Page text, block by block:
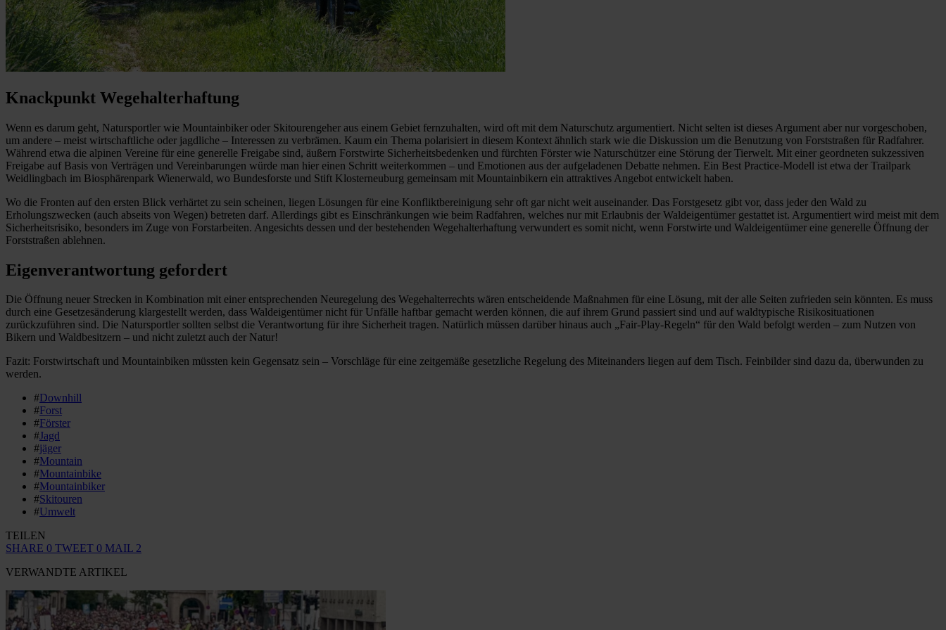
Knackpunkt Wegehalterhaftung
Wenn es darum geht, Natursportler wie Mountainbiker oder Skitourengeher aus einem Gebiet fernzuhalten, wird oft mit dem Naturschutz argumentiert. Nicht selten ist dieses Argument aber nur vorgeschoben,
um andere – meist wirtschaftliche oder jagdliche – Interessen zu verbrämen. Kaum ein Thema polarisiert in diesem Kontext ähnlich stark wie die Diskussion um die Benutzung von Forststraßen für Radfahrer.
Während etwa die alpinen Vereine für eine generelle Freigabe sind, äußern Forstwirte Sicherheitsbedenken und fürchten Förster wie Naturschützer eine Störung der Tierwelt. Mit einer geordneten sukzessiven
Freigabe auf Basis von Verträgen und Vereinbarungen würde man hier einen Schritt weiterkommen – und Emotionen aus der aufgeladenen Debatte nehmen. Ein Best Practice-Modell ist etwa der Trailpark
Weidlingbach im Biosphärenpark Wienerwald, wo Bundesforste und Stift Klosterneuburg gemeinsam mit Mountainbikern ein attraktives Angebot entwickelt haben.
Wo die Fronten auf den ersten Blick verhärtet zu sein scheinen, liegen Lösungen für eine Konfliktbereinigung sehr oft gar nicht weit auseinander. Das Forstgesetz gibt vor, dass jeder den Wald zu
Erholungszwecken (auch abseits von Wegen) betreten darf. Allerdings gibt es Einschränkungen wie beim Radfahren, welches nur mit Erlaubnis der Waldeigentümer gestattet ist. Argumentiert wird meist mit dem
Sicherheitsrisiko, besonders im Zuge von Forstarbeiten. Angesichts dessen und der bestehenden Wegehalterhaftung verwundert es somit nicht, wenn Forstwirte und Waldeigentümer eine generelle Öffnung der
Forststraßen ablehnen.
Eigenverantwortung gefordert
Die Öffnung neuer Strecken in Kombination mit einer entsprechenden Neuregelung des Wegehalterrechts wären entscheidende Maßnahmen für eine Lösung, mit der alle Seiten zufrieden sein könnten. Es muss
durch eine Gesetzesänderung klargestellt werden, dass Waldeigentümer nicht für Unfälle haftbar gemacht werden können, die auf ihrem Grund passiert sind und auf waldtypische Risikosituationen
zurückzuführen sind. Die Natursportler sollten selbst die Verantwortung für ihre Sicherheit tragen. Natürlich müssen darüber hinaus auch „Fair-Play-Regeln“ für den Wald befolgt werden – zum Nutzen von
Bikern und Waldbesitzern – und nicht zuletzt auch der Natur!
Fazit: Forstwirtschaft und Mountainbiken müssten kein Gegensatz sein – Vorschläge für eine zeitgemäße gesetzliche Regelung des Miteinanders liegen auf dem Tisch. Feinbilder sind dazu da, überwunden zu
werden.
#Downhill
#Forst
#Förster
#Jagd
#jäger
#Mountain
#Mountainbike
#Mountainbiker
#Skitouren
#Umwelt
TEILEN
SHARE 0 TWEET 0 MAIL 2
VERWANDTE ARTIKEL